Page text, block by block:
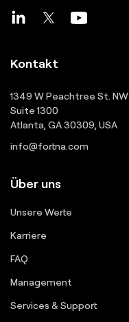
Kontakt
1349 W Peachtree St. NW
Suite 1300
Atlanta, GA 30309, USA
info@fortna.com
Über uns
Unsere Werte
Karriere
FAQ
Management
Services & Support